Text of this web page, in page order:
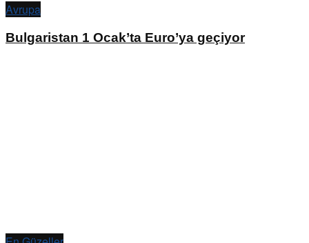
Avrupa
Bulgaristan 1 Ocak’ta Euro’ya geçiyor